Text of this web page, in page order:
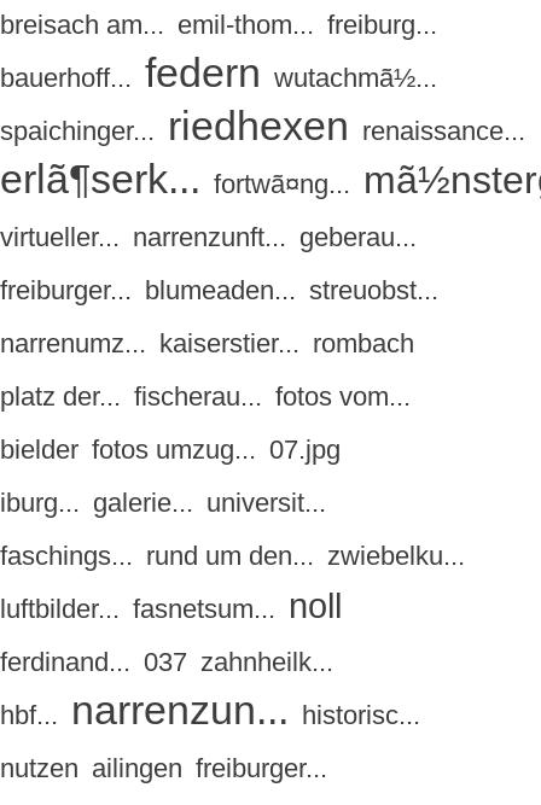
breisach am... emil-thom... freiburg...
bauerhoff... federn wutachmã½...
spaichinger... riedhexen renaissance...
erlã¶serk... fortwã¤ng...
virtueller... narrenzunft... geberau...
freiburger... blumeaden... streuobst...
narrenumz... kaiserstier... rombach
platz der... fischerau... fotos vom...
bielder fotos umzug... 07.jpg
iburg... galerie... universit...
faschings... rund um den... zwiebelku...
luftbilder... fasnetsum... noll
ferdinand... 037 zahnheilk...
hbf... narrenzun... historisc...
nutzen ailingen freiburger...